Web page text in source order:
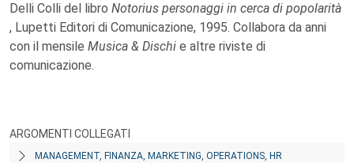
Delli Colli del libro Notorius personaggi in cerca di popolarità
, Lupetti Editori di Comunicazione, 1995. Collabora da anni
con il mensile Musica & Dischi e altre riviste di
comunicazione.
ARGOMENTI COLLEGATI
MANAGEMENT, FINANZA, MARKETING, OPERATIONS, HR